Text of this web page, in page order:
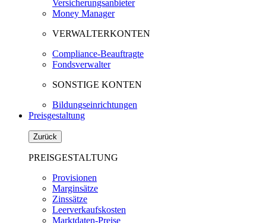
Versicherungsanbieter
Money Manager
VERWALTERKONTEN
Compliance-Beauftragte
Fondsverwalter
SONSTIGE KONTEN
Bildungseinrichtungen
Preisgestaltung
Zurück
PREISGESTALTUNG
Provisionen
Marginsätze
Zinssätze
Leerverkaufskosten
Marktdaten-Preise